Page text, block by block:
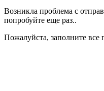
Возникла проблема с
попробуйте еще раз..
Пожалуйста, заполните